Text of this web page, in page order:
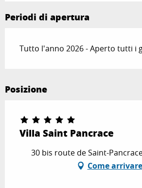
Periodi di apertura
Tutto l'anno 2026 - Aperto tutti i
Posizione
Villa Saint Pancrace
30 bis route de Saint-
Come arrivare